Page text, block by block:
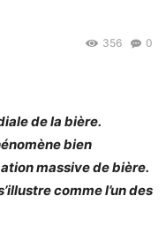
0
356
de la bière.
bien
massive de bière.
comme l’un des